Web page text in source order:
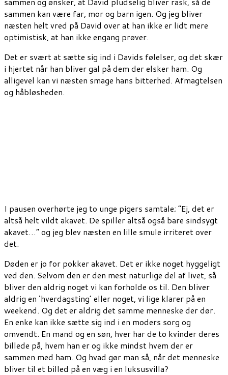
sammen kan være far, mor og barn igen. Og jeg bliver
næsten helt vred på David over at han ikke er lidt mere
optimistisk, at han ikke engang prøver.
Det er svært at sætte sig ind i Davids følelser, og det skær
i hjertet når han bliver gal på dem der elsker ham. Og
alligevel kan vi næsten smage hans bitterhed. Afmagtelsen
og håbløsheden.
I pausen overhørte jeg to unge pigers samtale; “Ej, det er
altså helt vildt akavet. De spiller altså også bare sindsygt
akavet…” og jeg blev næsten en lille smule irriteret over
det.
Døden er jo for pokker akavet. Det er ikke noget hyggeligt
ved den. Selvom den er den mest naturlige del af livet, så
bliver den aldrig noget vi kan forholde os til. Den bliver
aldrig en ‘hverdagsting’ eller noget, vi lige klarer på en
weekend. Og det er aldrig det samme menneske der dør.
En enke kan ikke sætte sig ind i en moders sorg og
omvendt. En mand og en søn, hver har de to kvinder deres
billede på, hvem han er og ikke mindst hvem der er
sammen med ham. Og hvad gør man så, når det menneske
bliver til et billed på en væg i en luksusvilla?